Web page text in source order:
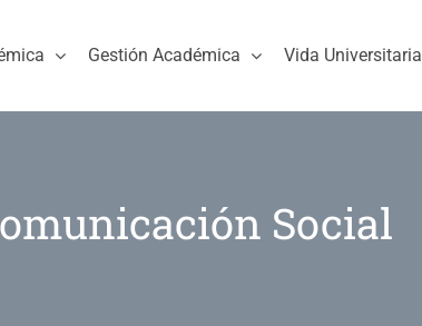
Gestión Académica Vida Universitaria
Social